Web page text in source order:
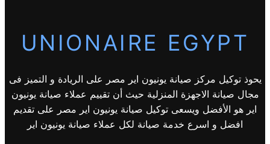
UNIONAIRE EGYPT
يحوذ توكيل مركز صيانة يونيون اير مصر على الريادة و التميز فى
مجال صيانة الاجهزة المنزلية حيث أن تقييم عملاء صيانة يونيون
اير هو الأفضل ويسعى توكيل صيانة يونيون اير مصر على تقديم
افضل و اسرع خدمة صيانة لكل عملاء صيانة يونيون اير